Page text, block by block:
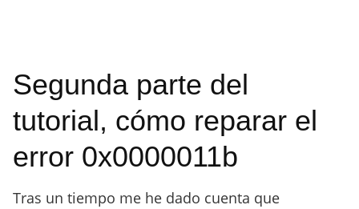
Segunda parte del
tutorial, cómo reparar el
error 0x0000011b
Tras un tiempo me he dado cuenta que